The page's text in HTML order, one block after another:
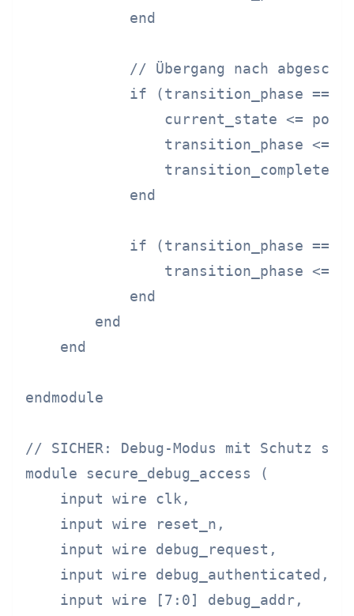
            end
// Übergang nach
if (transition_phase ==
current_state <=
transition_phase <=
transition_complete
            end
if (transition_phase ==
transition_phase <=
            end
        end
    end
endmodule
// SICHER: Debug-Modus mit Schutz
module secure_debug_access (
    input wire clk,
    input wire reset_n,
    input wire debug_request,
    input wire debug_authenticated,
    input wire [7:0] debug_addr,